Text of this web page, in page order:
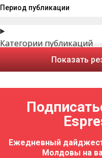
Период публикации
Категории публикаций
Показать
Ежедневный
Молдовы на